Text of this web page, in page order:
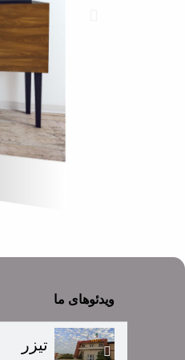
ویدئوهای ما
تیزر